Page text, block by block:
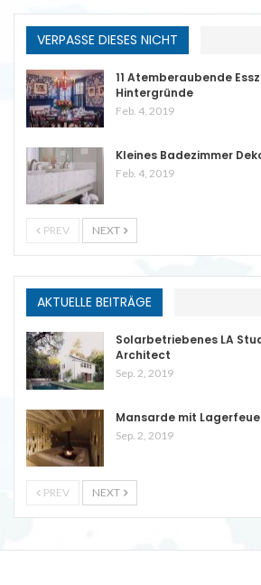
VERPASSE DIESES NICHT
11 Atemberaubende
Hintergründe
Feb. 4, 2019
Kleines Badezimmer
Feb. 4, 2019
PREV NEXT
AKTUELLE BEITRÄGE
Solarbetriebenes LA
Architect
Sep. 2, 2019
Mansarde mit
Sep. 2, 2019
PREV NEXT